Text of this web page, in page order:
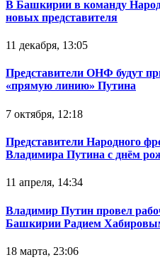
В Башкирии в команду
новых представителя
11 декабря, 13:05
Представители ОНФ будут
«прямую линию» Путина
7 октября, 12:18
Представители Народного
Владимира Путина с днём
11 апреля, 14:34
Владимир Путин провел
Башкирии Радием
18 марта, 23:06